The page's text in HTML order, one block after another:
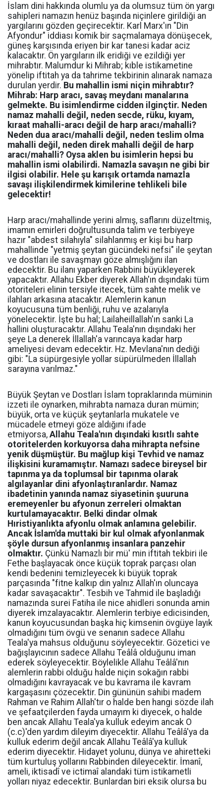
İslam dini hakkında olumlu ya da olumsuz tüm ön yargı
sahipleri namazın henüz başında niçinlere girildiği an
yargılarını gözden geçirecektir. Karl Marx'ın "Din
Afyondur" iddiası komik bir saçmalamaya dönüşecek,
güneş karşısında eriyen bir kar tanesi kadar aciz
kalacaktır. Ön yargıların ilk eridiği ve ezildiği yer
mihrabtır. Malumdur ki Mihrab; kıble istikametine
yönelip iftitah ya da tahrime tekbirinin alınarak namaza
durulan yerdir. Bu mahallin ismi niçin mihrabtır?
Mihrab: Harp aracı, savaş meydanı manalarına
gelmekte. Bu isimlendirme cidden ilginçtir. Neden
namaz mahalli değil, neden secde, rüku, kıyam,
kıraat mahalli-aracı değil de harp aracı/mahalli?
Neden dua aracı/mahalli değil, neden teslim olma
mahalli değil, neden direk mahalli değil de harp
aracı/mahalli? Oysa aklen bu isimlerin hepsi bu
mahallin ismi olabilirdi. Namazla savaşın ne gibi bir
ilgisi olabilir. Hele şu karışık ortamda namazla
savaşı ilişkilendirmek kimilerine tehlikeli bile
gelecektir!
Harp aracı/mahallinde yerini almış, saflarını düzeltmiş,
imamın emirleri doğrultusunda talim ve terbiyeye
hazır "abdest silahıyla" silahlanmış er kişi bu harp
mahallinde "yetmiş şeytan gücündeki nefsi" ile şeytan
ve dostları ile savaşmayı göze almışlığını ilan
edecektir. Bu ilanı yaparken Rabbini büyükleyerek
yapacaktır. Allahu Ekber diyerek Allah'ın dışındaki tüm
otoriteleri elinin tersiyle itecek, tüm sahte melik ve
ilahları arkasına atacaktır. Alemlerin kanun
koyucusuna tüm benliği, ruhu ve azalarıyla
yönelecektir. İşte bu hal; Lailaheillallah'ın sanki La
hallini oluşturacaktır. Allahu Teala'nın dışındaki her
şeye La denerek İllallah'a varıncaya kadar harp
ameliyesi devam edecektir. Hz. Mevlana'nın dediği
gibi: "La süpürgesiyle yollar süpürülmeden İllallah
sarayına varılmaz."
Büyük Şeytan ve Dostları İslam topraklarında müminin
izzeti ile oynarken, mihrabta namaza duran mümin;
büyük, orta ve küçük şeytanlarla mukatele ve
mücadele etmeyi göze aldığını ifade
etmiyorsa, Allahu Teala'nın dışındaki kısıtlı sahte
otoritelerden korkuyorsa daha mihrapta nefsine
yenik düşmüştür. Bu mağlup kişi Tevhid ve namaz
ilişkisini kuramamıştır. Namazı sadece bireysel bir
tapınma ya da toplumsal bir tapınma olarak
algılayanlar dini afyonlaştıranlardır. Namaz
ibadetinin yanında namaz siyasetinin şuuruna
eremeyenler bu afyonun zerreleri olmaktan
kurtulamayacaktır. Belki dindar olmak
Hıristiyanlıkta afyonlu olmak anlamına gelebilir.
Ancak İslam'da muttaki bir kul olmak afyonlanmak
şöyle dursun afyonlanmış insanlara panzehir
olmaktır. Çünkü Namazlı bir mü' min iftitah tekbiri ile
Fethe başlayacak önce küçük toprak parçası olan
kendi bedenini temizleyecek ki büyük toprak
parçasında "fitne kalkıp din yalnız Allah'ın oluncaya
kadar savaşacaktır". Tesbih ve Tahmid ile başladığı
namazında surei Fatiha ile nice ahidleri sonunda amin
diyerek imzalayacaktır. Alemlerin terbiye edicisinden,
kanun koyucusundan başka hiç kimsenin övgüye layık
olmadığını tüm övgü ve senanın sadece Allahu
Teala'ya mahsus olduğunu söyleyecektir. Gözetici ve
bağışlayıcının sadece Allahu Teâlâ olduğunu iman
ederek söyleyecektir. Böylelikle Allahu Teâlâ'nın
alemlerin rabbi olduğu halde niçin sokağın rabbi
olmadığını kavrayacak ve bu kavrama ile kavram
kargaşasını çözecektir. Din gününün sahibi madem
Rahman ve Rahim Allah'tır o halde ben hangi sözde ilah
ve şefaatçilerden fayda umayım ki diyecek, o halde
ben ancak Allahu Teala'ya kulluk edeyim ancak O
(c.c)'den yardım dileyim diyecektir. Allahu Teâlâ'ya da
kulluk ederim değil ancak Allahu Teâlâ'ya kulluk
ederim diyecektir. Hidayet yolunu, dünya ve ahiretteki
tüm kurtuluş yollarını Rabbinden dileyecektir. İmanî,
ameli, iktisadî ve ictimaî alandaki tüm istikametli
yolları niyaz edecektir. Bunlardan biri eksik olursa bu